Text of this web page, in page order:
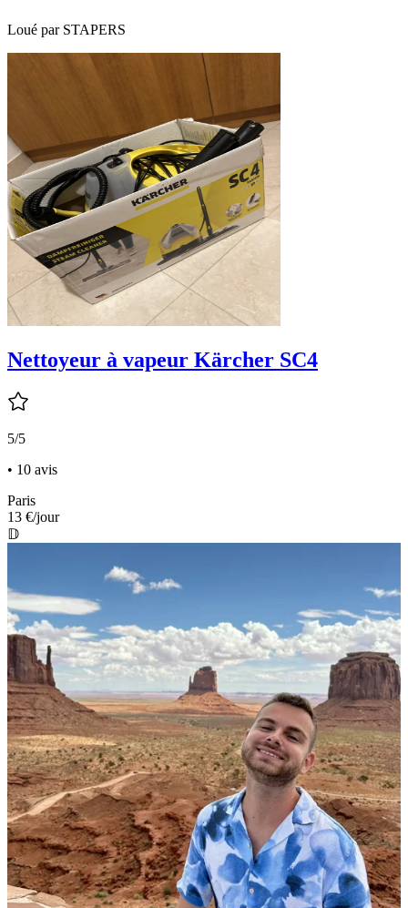
Loué par STAPERS
Nettoyeur à vapeur Kärcher SC4
5/5
• 10 avis
Paris
13 €/jour
𝔻